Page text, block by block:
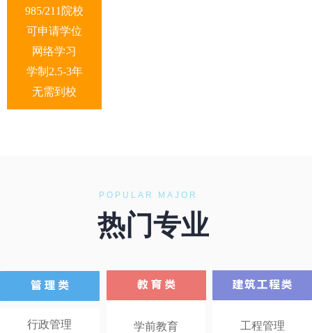
工程管理
学前教育
行政管理
热门专业
POPULAR MAJOR
985/211院校
可申请学位
网络学习
学制2.5-3年
无需到校